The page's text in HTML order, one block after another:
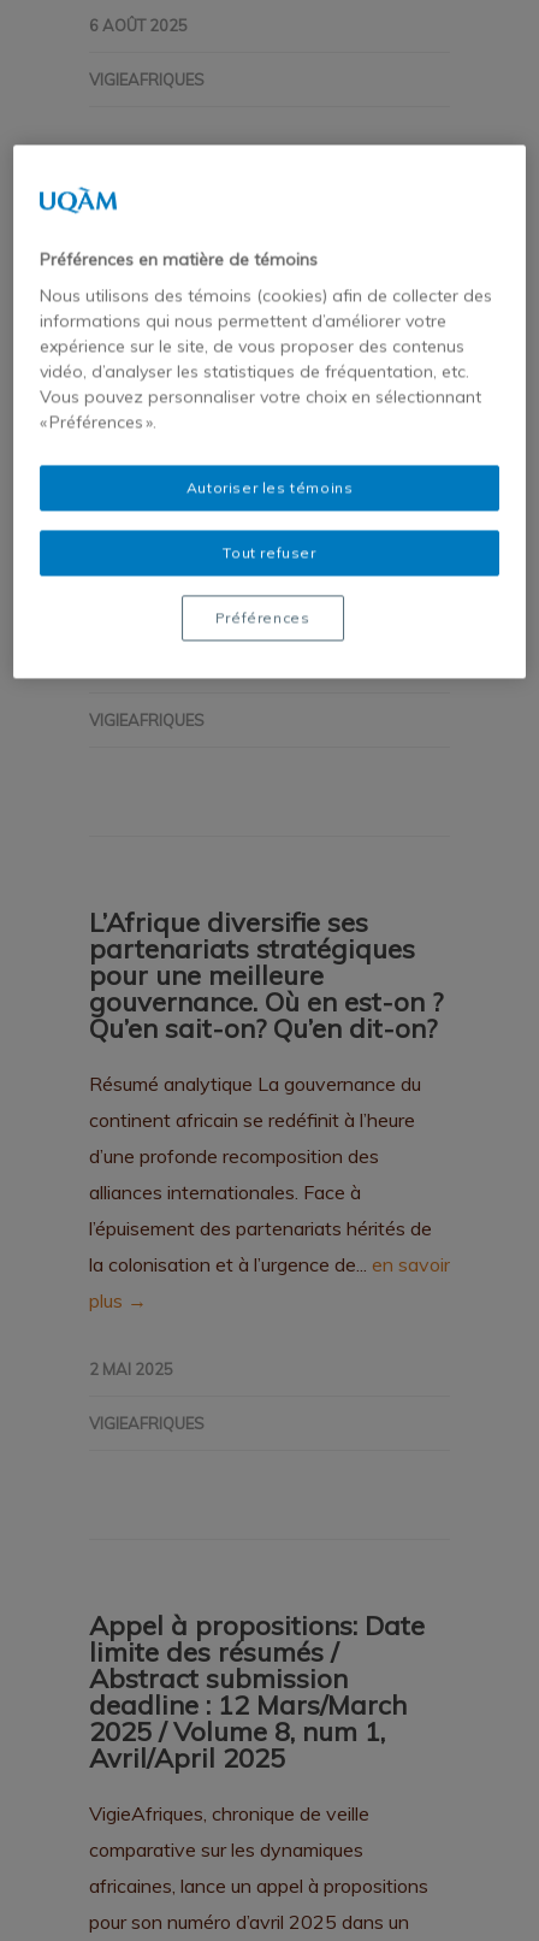
6 AOÛT 2025
VIGIEAFRIQUES
Économie politique de la
santé en Afrique :
dynamiques, défis et
innovations
Résumé analytique Les systèmes de
piliers fragiles : un secteur public sous-
financé, un secteur privé inégalement
développé et une médecine traditionnelle
aux fortunes diverses....en savoir plus →
VIGIEAFRIQUES
L’Afrique diversifie ses
partenariats stratégiques
pour une meilleure
gouvernance. Où en est-on ?
Qu’en sait-on? Qu’en dit-on?
Résumé analytique La gouvernance du
continent africain se redéfinit à l’heure
d’une profonde recomposition des
alliances internationales. Face à
l’épuisement des partenariats hérités de
la colonisation et à l’urgence de... en savoir
plus →
2 MAI 2025
VIGIEAFRIQUES
Appel à propositions: Date
limite des résumés /
Abstract submission
deadline : 12 Mars/March
2025 / Volume 8, num 1,
Avril/April 2025
VigieAfriques, chronique de veille
comparative sur les dynamiques
africaines, lance un appel à propositions
pour son numéro d’avril 2025 dans un
Préférences en matière de témoins
Nous utilisons des témoins (cookies) afin de collecter des
informations qui nous permettent d’améliorer votre
expérience sur le site, de vous proposer des contenus
vidéo, d’analyser les statistiques de fréquentation, etc.
Vous pouvez personnaliser votre choix en sélectionnant
« Préférences ».
Tout refuser
Autoriser les témoins
Préférences